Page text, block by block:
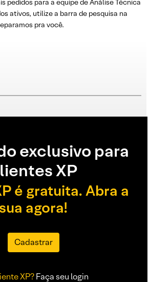
pedidos para a equipe de Análise Técnica
ativos, utilize a barra de pesquisa na
pra você.
exclusivo para
XP
é gratuita. Abra a
sua agora!
Cadastrar
XP?Faça seu login